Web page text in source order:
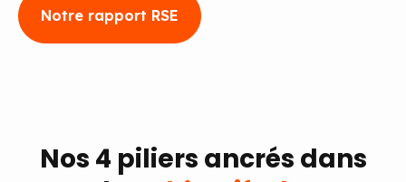
Notre rapport RSE
Nos 4 piliers ancrés dans